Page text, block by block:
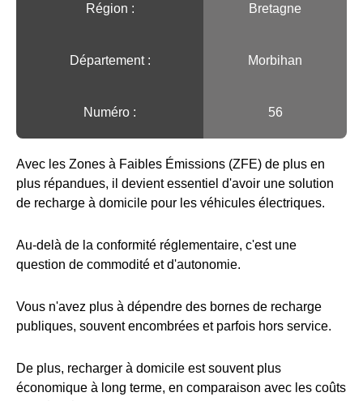
Région :️ Bretagne
Département : Morbihan
Numéro : 56
Avec les Zones à Faibles Émissions (ZFE) de plus en
plus répandues, il devient essentiel d'avoir une solution
de recharge à domicile pour les véhicules électriques.
Au-delà de la conformité réglementaire, c'est une
question de commodité et d'autonomie.
Vous n'avez plus à dépendre des bornes de recharge
publiques, souvent encombrées et parfois hors service.
De plus, recharger à domicile est souvent plus
économique à long terme, en comparaison avec les coûts